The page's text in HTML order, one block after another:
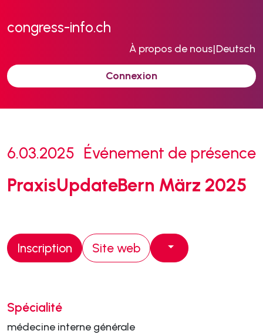
congress-info.ch
À propos de nous|Deutsch
Connexion
6.03.2025 Événement de présence
PraxisUpdateBern März 2025
Inscription Site web
Spécialité
médecine interne générale